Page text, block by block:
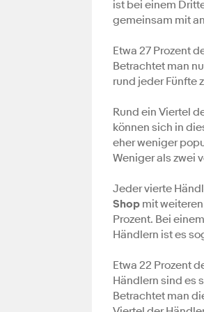
ist bei einem
gemeinsam mit
Etwa 27 Prozent
Betrachtet man
rund jeder Fünfte
Rund ein Viertel
können sich in
eher weniger
Weniger als zwei
Jeder vierte
Shop mit
Prozent. Bei
Händlern ist es
Etwa 22 Prozent
Händlern sind es
Betrachtet man